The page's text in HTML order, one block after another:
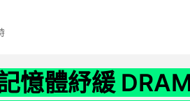
憶體紓緩